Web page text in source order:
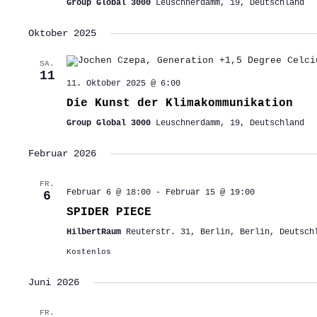
Group Global 3000 Leuschnerdamm, 19, Deutschland
Oktober 2025
SA.
11
11. Oktober 2025 @ 6:00
Die Kunst der Klimakommunikation
Group Global 3000 Leuschnerdamm, 19, Deutschland
Februar 2026
FR.
6 Februar 6 @ 18:00- Februar 15 @ 19:00
SPIDER PIECE
HilbertRaum Reuterstr. 31, Berlin, Berlin,
Kostenlos
Juni 2026
FR.